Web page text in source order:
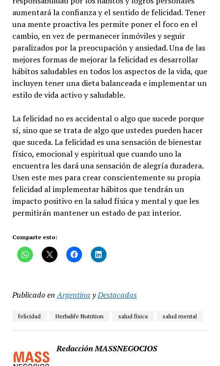
aumentará la confianza y el sentido de felicidad. Tener
una mente proactiva les permite poner el foco en el
cambio, en vez de permanecer inmóviles y seguir
paralizados por la preocupación y ansiedad. Una de las
mejores formas de mejorar la felicidad es desarrollar
hábitos saludables en todos los aspectos de la vida, que
incluyen tener una dieta balanceada e implementar un
estilo de vida activo y saludable.
La felicidad no es accidental o algo que sucede porque
sí, sino que se trata de algo que ustedes pueden hacer
que suceda. La felicidad es una sensación de bienestar
físico, emocional y espiritual que cuando uno la
encuentra les dará una sensación de alegría duradera.
Usen este mes para crear conscientemente su propia
felicidad al implementar hábitos que tendrán un
impacto positivo en la salud física y mental y que les
permitirán mantener un estado de paz interior.
Comparte esto:
Publicado en Argentina yDestacadas
felicidad Herbalife Nutrition salud física salud mental
Redacción MASSNEGOCIOS